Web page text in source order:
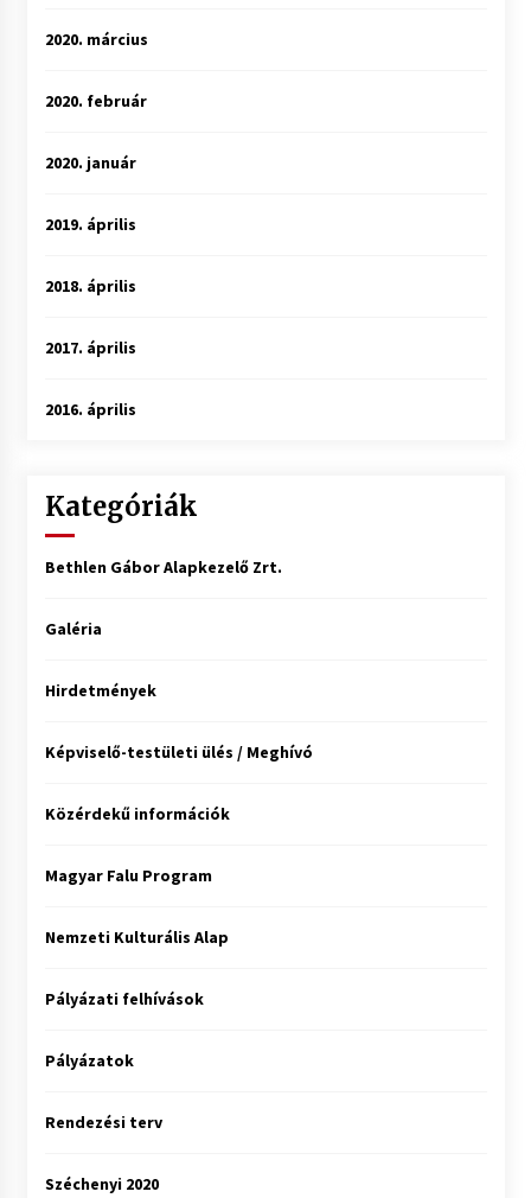
2020. március
2020. február
2020. január
2019. április
2018. április
2017. április
2016. április
Kategóriák
Bethlen Gábor Alapkezelő Zrt.
Galéria
Hirdetmények
Képviselő-testületi ülés / Meghívó
Közérdekű információk
Magyar Falu Program
Nemzeti Kulturális Alap
Pályázati felhívások
Pályázatok
Rendezési terv
Széchenyi 2020